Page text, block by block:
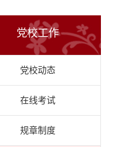
党校工作
党校动态
在线考试
规章制度